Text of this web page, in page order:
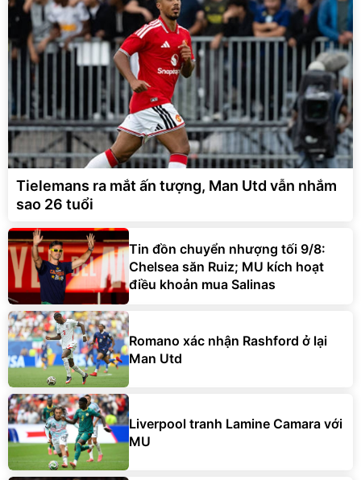
Tielemans ra mắt ấn tượng, Man Utd vẫn nhắm
sao 26 tuổi
Tin đồn chuyển nhượng tối 9/8:
Chelsea săn Ruiz; MU kích hoạt
điều khoản mua Salinas
Romano xác nhận Rashford ở lại
Man Utd
Liverpool tranh Lamine Camara với
MU